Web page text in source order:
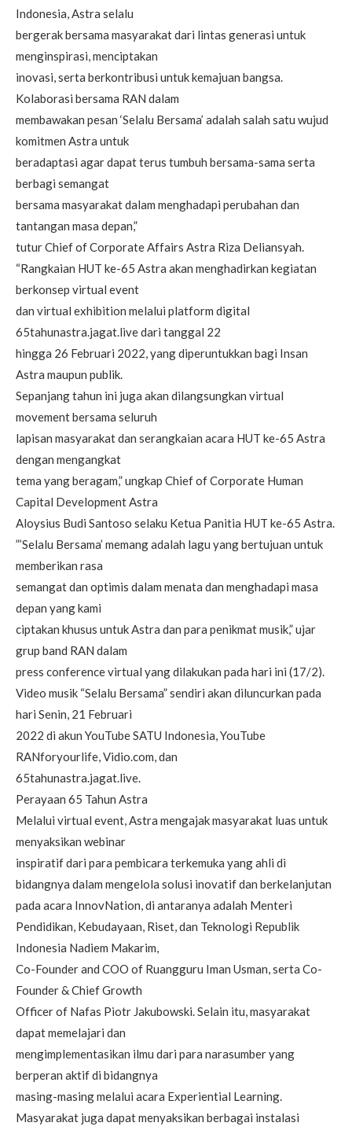
Indonesia, Astra selalu
bergerak bersama masyarakat dari lintas generasi untuk
menginspirasi, menciptakan
inovasi, serta berkontribusi untuk kemajuan bangsa.
Kolaborasi bersama RAN dalam
membawakan pesan ‘Selalu Bersama’ adalah salah satu wujud
komitmen Astra untuk
beradaptasi agar dapat terus tumbuh bersama-sama serta
berbagi semangat
bersama masyarakat dalam menghadapi perubahan dan
tantangan masa depan,”
tutur Chief of Corporate Affairs Astra Riza Deliansyah.
“Rangkaian HUT ke-65 Astra akan menghadirkan kegiatan
berkonsep virtual event
dan virtual exhibition melalui platform digital
65tahunastra.jagat.live dari tanggal 22
hingga 26 Februari 2022, yang diperuntukkan bagi Insan
Astra maupun publik.
Sepanjang tahun ini juga akan dilangsungkan virtual
movement bersama seluruh
lapisan masyarakat dan serangkaian acara HUT ke-65 Astra
dengan mengangkat
tema yang beragam,” ungkap Chief of Corporate Human
Capital Development Astra
Aloysius Budi Santoso selaku Ketua Panitia HUT ke-65 Astra.
”’Selalu Bersama’ memang adalah lagu yang bertujuan untuk
memberikan rasa
semangat dan optimis dalam menata dan menghadapi masa
depan yang kami
ciptakan khusus untuk Astra dan para penikmat musik,” ujar
grup band RAN dalam
press conference virtual yang dilakukan pada hari ini (17/2).
Video musik “Selalu Bersama” sendiri akan diluncurkan pada
hari Senin, 21 Februari
2022 di akun YouTube SATU Indonesia, YouTube
RANforyourlife, Vidio.com, dan
65tahunastra.jagat.live.
Perayaan 65 Tahun Astra
Melalui virtual event, Astra mengajak masyarakat luas untuk
menyaksikan webinar
inspiratif dari para pembicara terkemuka yang ahli di
bidangnya dalam mengelola solusi inovatif dan berkelanjutan
pada acara InnovNation, di antaranya adalah Menteri
Pendidikan, Kebudayaan, Riset, dan Teknologi Republik
Indonesia Nadiem Makarim,
Co-Founder and COO of Ruangguru Iman Usman, serta Co-
Founder & Chief Growth
Officer of Nafas Piotr Jakubowski. Selain itu, masyarakat
dapat memelajari dan
mengimplementasikan ilmu dari para narasumber yang
berperan aktif di bidangnya
masing-masing melalui acara Experiential Learning.
Masyarakat juga dapat menyaksikan berbagai instalasi